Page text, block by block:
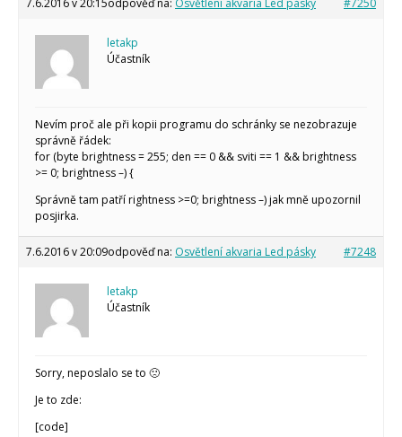
letakp
Účastník
Nevím proč ale při kopii programu do schránky se nezobrazuje
správně řádek:
for (byte brightness = 255; den == 0 && sviti == 1 && brightness
>= 0; brightness –) {
Správně tam patří rightness >=0; brightness –) jak mně upozornil
posjirka.
7.6.2016 v 20:09odpověď na: Osvětlení akvaria Led pásky #7248
letakp
Účastník
Sorry, neposlalo se to 🙁
Je to zde:
[code]